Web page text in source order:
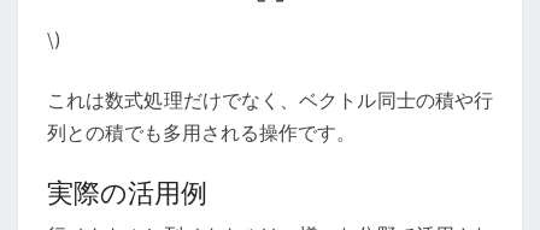
\)
これは数式処理だけでなく、ベクトル同士の積や行
列との積でも多用される操作です。
実際の活用例